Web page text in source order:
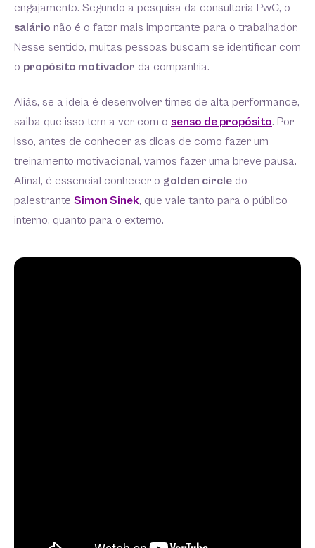
engajamento. Segundo a pesquisa da consultoria PwC, o
salário não é o fator mais importante para o trabalhador.
Nesse sentido, muitas pessoas buscam se identificar com
o propósito motivador da companhia.
Aliás, se a ideia é desenvolver times de alta performance,
saiba que isso tem a ver com o senso de propósito. Por
isso, antes de conhecer as dicas de como fazer um
treinamento motivacional, vamos fazer uma breve pausa.
Afinal, é essencial conhecer o golden circle do
palestrante Simon Sinek, que vale tanto para o público
interno, quanto para o externo.